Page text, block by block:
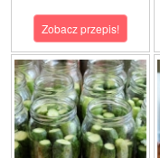
Zobacz przepis!